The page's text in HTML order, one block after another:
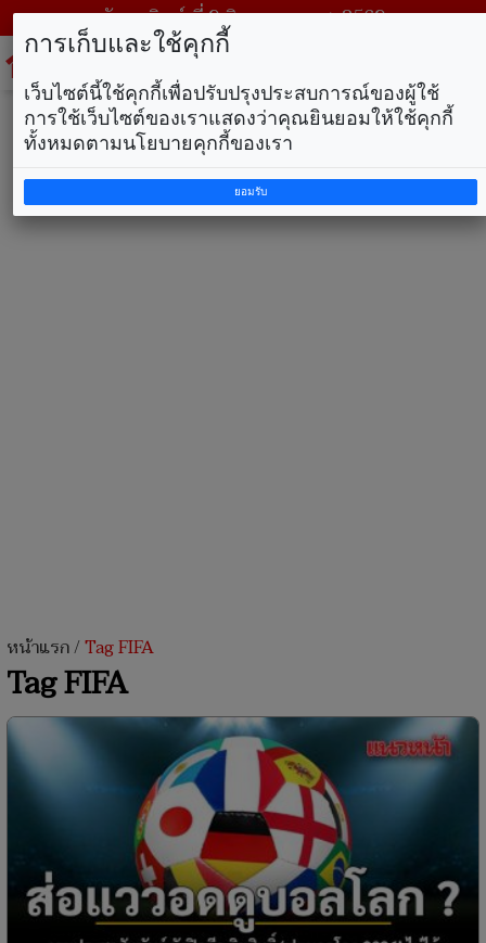
วันอาทิตย์ ที่ 9 สิงหาคม พ.ศ. 2569
หน้าแรก/Tag FIFA
Tag FIFA
การเก็บและใช้คุกกี้
เว็บไซต์นี้ใช้คุกกี้เพื่อปรับปรุงประสบการณ์ของผู้ใช้
การใช้เว็บไซต์ของเราแสดงว่าคุณยินยอมให้ใช้คุกกี้
ทั้งหมดตามนโยบายคุกกี้ของเรา
ยอมรับ